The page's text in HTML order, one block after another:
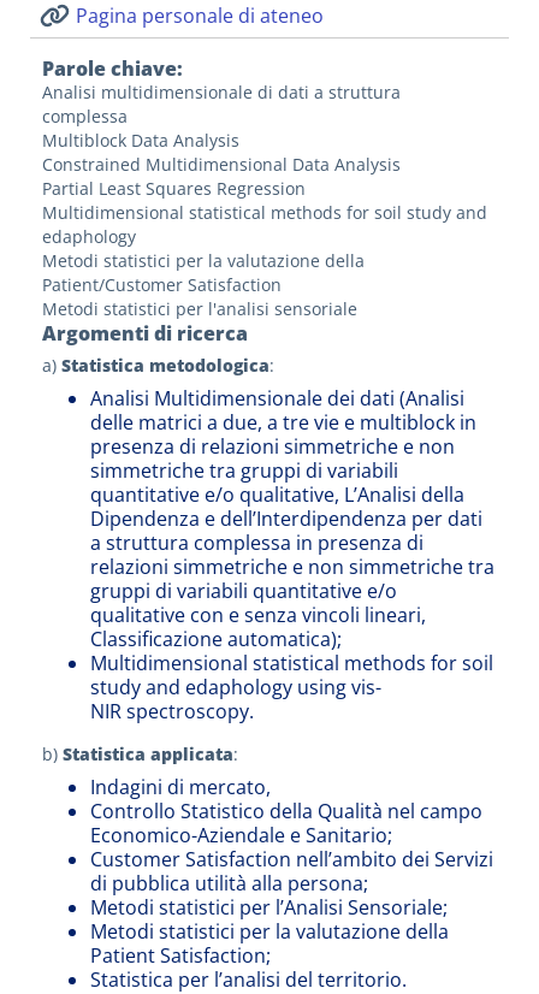
Pagina personale di ateneo
Parole chiave
Analisi multidimensionale di dati a struttura
complessa
Multiblock Data Analysis
Constrained Multidimensional Data Analysis
Partial Least Squares Regression
Multidimensional statistical methods for soil study and
edaphology
Metodi statistici per la valutazione della
Patient/Customer Satisfaction
Metodi statistici per l'analisi sensoriale
Argomenti di ricerca
a) Statistica metodologica:
Analisi Multidimensionale dei dati (Analisi
delle matrici a due, a tre vie e multiblock in
presenza di relazioni simmetriche e non
simmetriche tra gruppi di variabili
quantitative e/o qualitative, L’Analisi della
Dipendenza e dell’Interdipendenza per dati
a struttura complessa in presenza di
relazioni simmetriche e non simmetriche tra
gruppi di variabili quantitative e/o
qualitative con e senza vincoli lineari,
Classificazione automatica);
Multidimensional statistical methods for soil
study and edaphology using vis-
NIR spectroscopy.
b) Statistica applicata:
Indagini di mercato,
Controllo Statistico della Qualità nel campo
Economico-Aziendale e Sanitario;
Customer Satisfaction nell’ambito dei Servizi
di pubblica utilità alla persona;
Metodi statistici per l’Analisi Sensoriale;
Metodi statistici per la valutazione della
Patient Satisfaction;
Statistica per l’analisi del territorio.